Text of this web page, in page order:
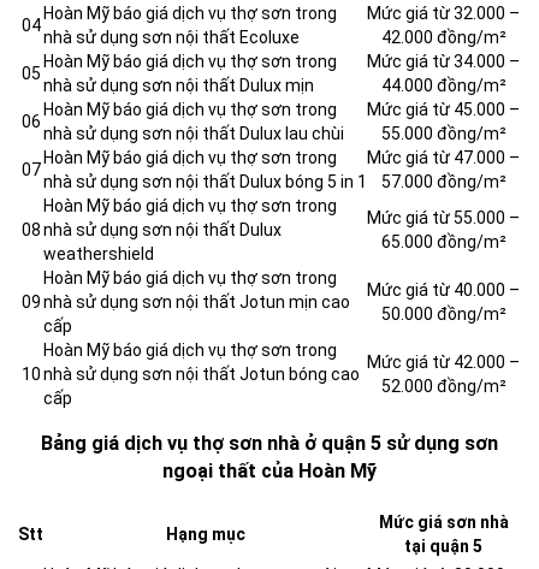
04
Hoàn Mỹ báo giá dịch vụ thợ sơn trong
nhà sử dụng sơn nội thất Ecoluxe
Mức giá từ 32.000 –
42.000 đồng/m²
05
Hoàn Mỹ báo giá dịch vụ thợ sơn trong
nhà sử dụng sơn nội thất Dulux mịn
Mức giá từ 34.000 –
44.000 đồng/m²
06
Hoàn Mỹ báo giá dịch vụ thợ sơn trong
nhà sử dụng sơn nội thất Dulux lau chùi
Mức giá từ 45.000 –
55.000 đồng/m²
07
Hoàn Mỹ báo giá dịch vụ thợ sơn trong
nhà sử dụng sơn nội thất Dulux bóng 5 in 1
Mức giá từ 47.000 –
57.000 đồng/m²
08
Hoàn Mỹ báo giá dịch vụ thợ sơn trong
nhà sử dụng sơn nội thất Dulux
weathershield
Mức giá từ 55.000 –
65.000 đồng/m²
09
Hoàn Mỹ báo giá dịch vụ thợ sơn trong
nhà sử dụng sơn nội thất Jotun mịn cao
cấp
Mức giá từ 40.000 –
50.000 đồng/m²
10
Hoàn Mỹ báo giá dịch vụ thợ sơn trong
nhà sử dụng sơn nội thất Jotun bóng cao
cấp
Mức giá từ 42.000 –
52.000 đồng/m²
Bảng giá dịch vụ thợ sơn nhà ở quận 5 sử dụng sơn
ngoại thất của Hoàn Mỹ
Stt Hạng mục
Mức giá sơn nhà
tại quận 5